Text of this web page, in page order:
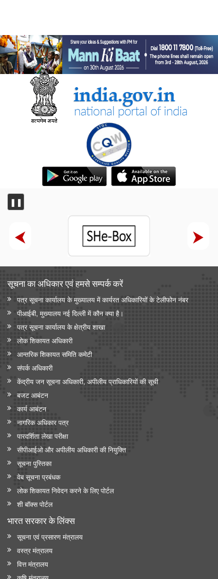
❚❚
सूचना का अधिकार एवं हमसे सम्‍पर्क करें
पत्र सूचना कार्यालय के मुख्यालय में कार्यरत अधिकारियों के टेलीफोन नंबर
पीआईबी, मुख्यालय नई दिल्ली में कौन क्या है।
पत्र सूचना कार्यालय के क्षेत्रीय शाखा
लोक शिकायत अधिकारी
आन्‍तरिक शिकायत समिति कमेटी
संपर्क अधिकारी
केंद्रीय जन सूचना अधिकारी, अपीलीय प्राधिकारियों की सूची
बजट आबंटन
कार्य आबंटन
नागरिक अधिकार पत्र
पारदर्शिता लेखा परीक्षा
सीपीआईओ और अपी‍लीय अधिकारी की नियुक्ति
सूचना पुस्तिका
वेब सूचना प्रबंधक
लोक शिकायत निवेदन करने के लिए पोर्टल
शी बॉक्स पोर्टल
भारत सरकार के लिंक्‍स
सूचना एवं प्रसारण मंत्रालय
वस्त्र मंत्रालय
वित्त मंत्रालय